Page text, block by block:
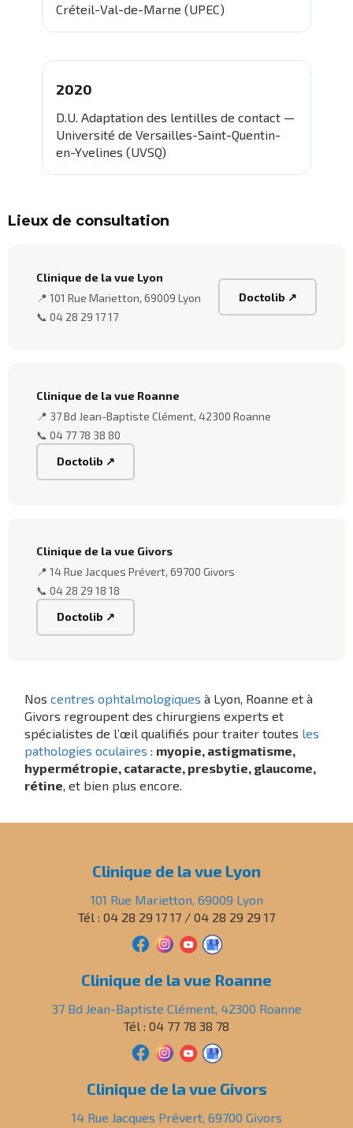
Créteil-Val-de-Marne (UPEC)
2020
D.U. Adaptation des lentilles de contact —
Université de Versailles-Saint-Quentin-
en-Yvelines (UVSQ)
Lieux de consultation
Clinique de la vue Lyon
📍 101 Rue Marietton, 69009 Lyon
📞 04 28 29 17 17
Doctolib ↗
Clinique de la vue Roanne
📍 37 Bd Jean-Baptiste Clément, 42300 Roanne
📞 04 77 78 38 80
Doctolib ↗
Clinique de la vue Givors
📍 14 Rue Jacques Prévert, 69700 Givors
📞 04 28 29 18 18
Doctolib ↗
Noscentres ophtalmologiques à Lyon, Roanne et à
Givors regroupent des chirurgiens experts et
spécialistes de l’œil qualifiés pour traiter toutes les
pathologies oculaires : myopie, astigmatisme,
hypermétropie, cataracte, presbytie, glaucome,
rétine , et bien plus encore.
Clinique de la vue Lyon
101 Rue Marietton, 69009 Lyon
Tél : 04 28 29 17 17 / 04 28 29 29 17
Clinique de la vue Roanne
37 Bd Jean-Baptiste Clément, 42300 Roanne
Tél : 04 77 78 38 78
Clinique de la vue Givors
14 Rue Jacques Prévert, 69700 Givors